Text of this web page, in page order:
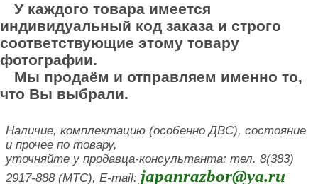
У каждого товара имеется
индивидуальный код заказа и строго
соответствующие этому товару
фотографии.
Мы продаём и отправляем именно то,
что Вы выбрали.
Наличие, комплектацию (особенно ДВС), состояние
и прочее по товару,
уточняйте у продавца-консультанта: тел. 8(383)
2917-888 (МТС), E-mail: japanrazbor@ya.ru